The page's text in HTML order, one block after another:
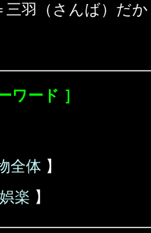
三羽（さんば）だか
ワード ］
全体 】
楽 】